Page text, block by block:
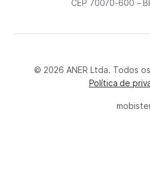
CEP 70070-600 –
© 2026 ANER Ltda. Todos
Política de